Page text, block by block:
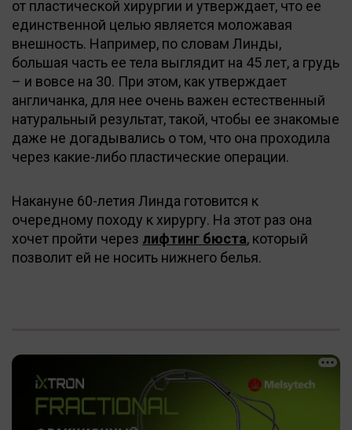
от пластической хирургии и утверждает, что ее
единственной целью является моложавая
внешность. Например, по словам Линды,
большая часть ее тела выглядит на 45 лет, а грудь
– и вовсе на 30. При этом, как утверждает
англичанка, для нее очень важен естественный
натуральный результат, такой, чтобы ее знакомые
даже не догадывались о том, что она проходила
через какие-либо пластические операции.
Накануне 60-летия Линда готовится к
очередному походу к хирургу. На этот раз она
хочет пройти через лифтинг бюста, который
позволит ей не носить нижнего белья.